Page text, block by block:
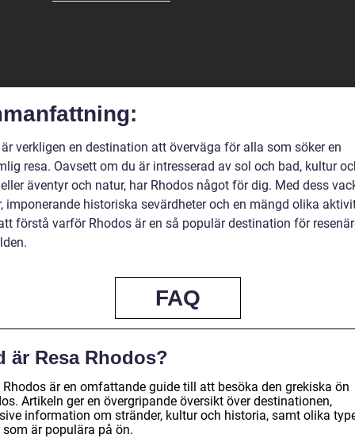
verkligen en destination att överväga för alla som söker en
resa. Oavsett om du är intresserad av sol och bad, kultur
äventyr och natur, har Rhodos något för dig. Med dess
imponerande historiska sevärdheter och en mängd olika
förstå varför Rhodos är en så populär destination för
FAQ
är Resa Rhodos?
Rhodos är en omfattande guide till att besöka den grekiska ön
Artikeln ger en övergripande översikt över destinationen,
information om stränder, kultur och historia, samt olika
som är populära på ön.